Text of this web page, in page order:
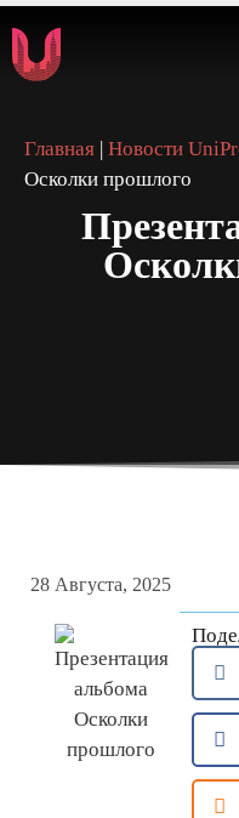
Главная | Новости
Осколки прошлого
28 Августа, 2025